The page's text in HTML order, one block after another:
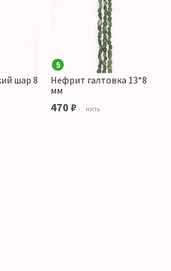
шар 8
5
Нефрит галтовка 13*8
мм
470 ₽ нить